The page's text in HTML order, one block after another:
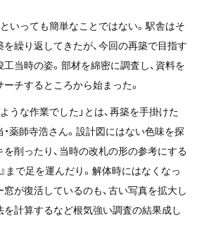
いっても簡単なことではない。駅舎はそ
繰り返してきたが、今回の再築で目指す
当時の姿。部材を綿密に調査し、資料を
チするところから始まった。
うな作業でした」とは、再築を手掛けた
薬師寺浩さん。設計図にはない色味を探
削ったり、当時の改札の形の参考にする
まで足を運んだり。解体時にはなくなっ
が復活しているのも、古い写真を拡大し
計算するなど根気強い調査の結果成し